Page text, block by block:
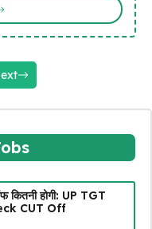
होगी: UP TGT
CUT Off